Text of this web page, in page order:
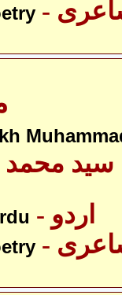
سید
- اردو